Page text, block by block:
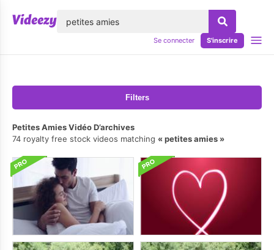
Se connecter S'inscrire
Filters
Petites Amies Vidéo D’archives
74 royalty free stock videos matching
petites amies